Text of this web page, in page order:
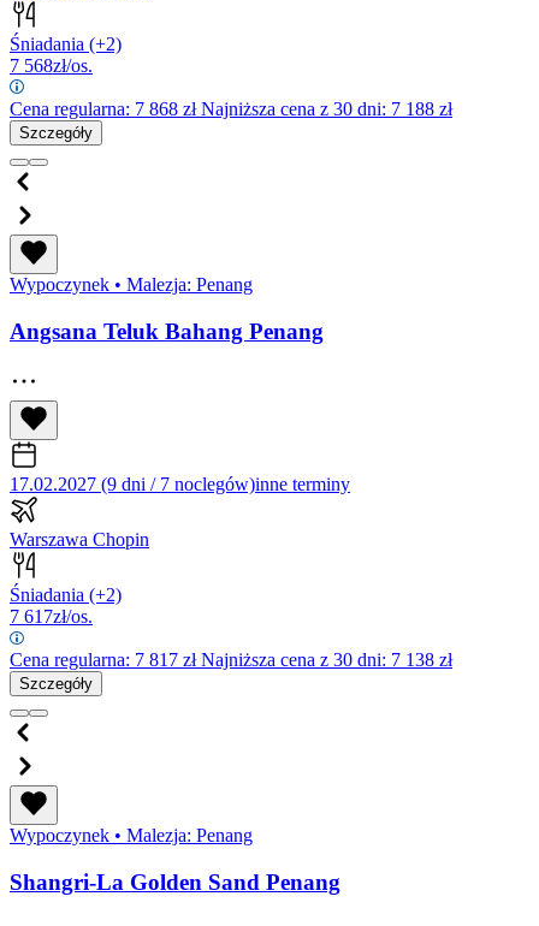
Śniadania (+2)
7 568zł/os.
Cena regularna: 7 868 złNajniższa cena z 30 dni: 7 188 zł
Szczegóły
Wypoczynek • Malezja: Penang
Angsana Teluk Bahang Penang
17.02.2027 (9 dni / 7 noclegów)inne terminy
Warszawa Chopin
Śniadania (+2)
7 617zł/os.
Cena regularna: 7 817 złNajniższa cena z 30 dni: 7 138 zł
Szczegóły
Wypoczynek • Malezja: Penang
Shangri-La Golden Sand Penang